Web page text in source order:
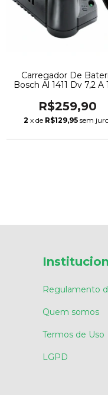
Carregador De
Bosch Al 1411 Dv 7,2 A
R$259,90
2 x de R$129,95 sem
Regulamento
Quem somos
Termos de Uso
LGPD